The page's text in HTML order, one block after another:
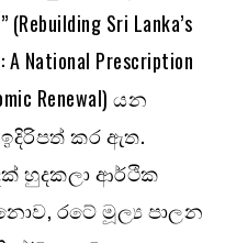
Sri Lanka’s
A National Prescription
Renewal) යන
කර ඇත.
හුදකලා ආර්ථික
රටේ මූල්‍ය පාලන